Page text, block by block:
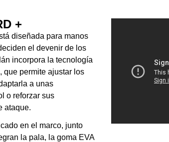
+
diseñada para manos
el devenir de los
incorpora la tecnología
que permite ajustar los
a unas
o reforzar sus
ataque.
en el marco, junto
la pala, la goma EVA